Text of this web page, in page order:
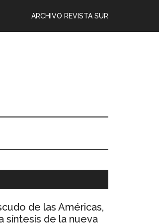
ARCHIVO REVISTA SUR
de las Américas,
síntesis de la nueva